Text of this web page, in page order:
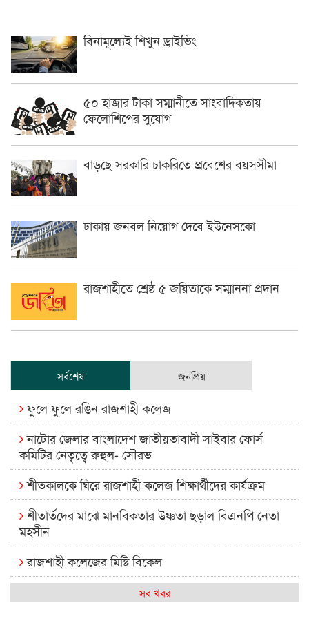
বিনামূল্যেই শিখুন ড্রাইভিং
৫০ হাজার টাকা সম্মানীতে সাংবাদিকতায়
ফেলোশিপের সুযোগ
বাড়ছে সরকারি চাকরিতে প্রবেশের বয়সসীমা
ঢাকায় জনবল নিয়োগ দেবে ইউনেসকো
রাজশাহীতে শ্রেষ্ঠ ৫ জয়িতাকে সম্মাননা প্রদান
সর্বশেষ জনপ্রিয়
ফুলে ফুলে রঙিন রাজশাহী কলেজ
নাটোর জেলার বাংলাদেশ জাতীয়তাবাদী সাইবার ফোর্স
কমিটির নেতৃত্বে রুহুল- সৌরভ
শীতকালকে ঘিরে রাজশাহী কলেজ শিক্ষার্থীদের কার্যক্রম
শীতার্তদের মাঝে মানবিকতার উষ্ণতা ছড়াল বিএনপি নেতা
মহসীন
রাজশাহী কলেজের মিষ্টি বিকেল
কেমন আছে আমাদের দেশের মধ্যবিত্তরা
সব খবর